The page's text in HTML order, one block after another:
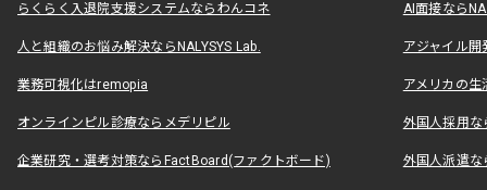
らくらく入退院支援システムならわんコネ AI面接なら
人と組織のお悩み解決ならNALYSYS Lab. アジャイル
業務可視化はremopia アメリカの
オンラインピル診療ならメデリピル 外国人採用
企業研究・選考対策ならFactBoard(ファクトボード) 外国人派遣な